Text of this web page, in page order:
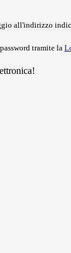
all'indirizzo
tramite la